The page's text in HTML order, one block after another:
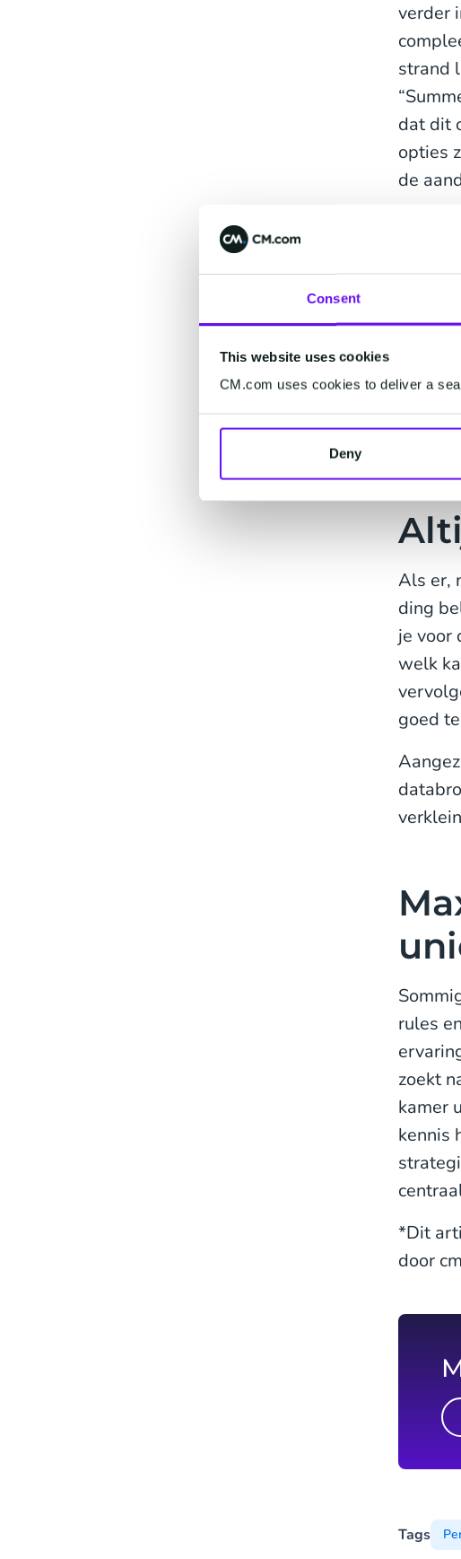
Consent
This website uses cookies
CM.com uses cookies to deliver a
Deny
verder
strand
dat dit
opties
de
Ook
mee.
Als er,
ding
je voor
welk
goed
rules
zoekt
kamer
kennis
*Dit
door
Tags